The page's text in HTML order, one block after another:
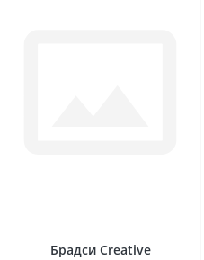
Брадси Creative